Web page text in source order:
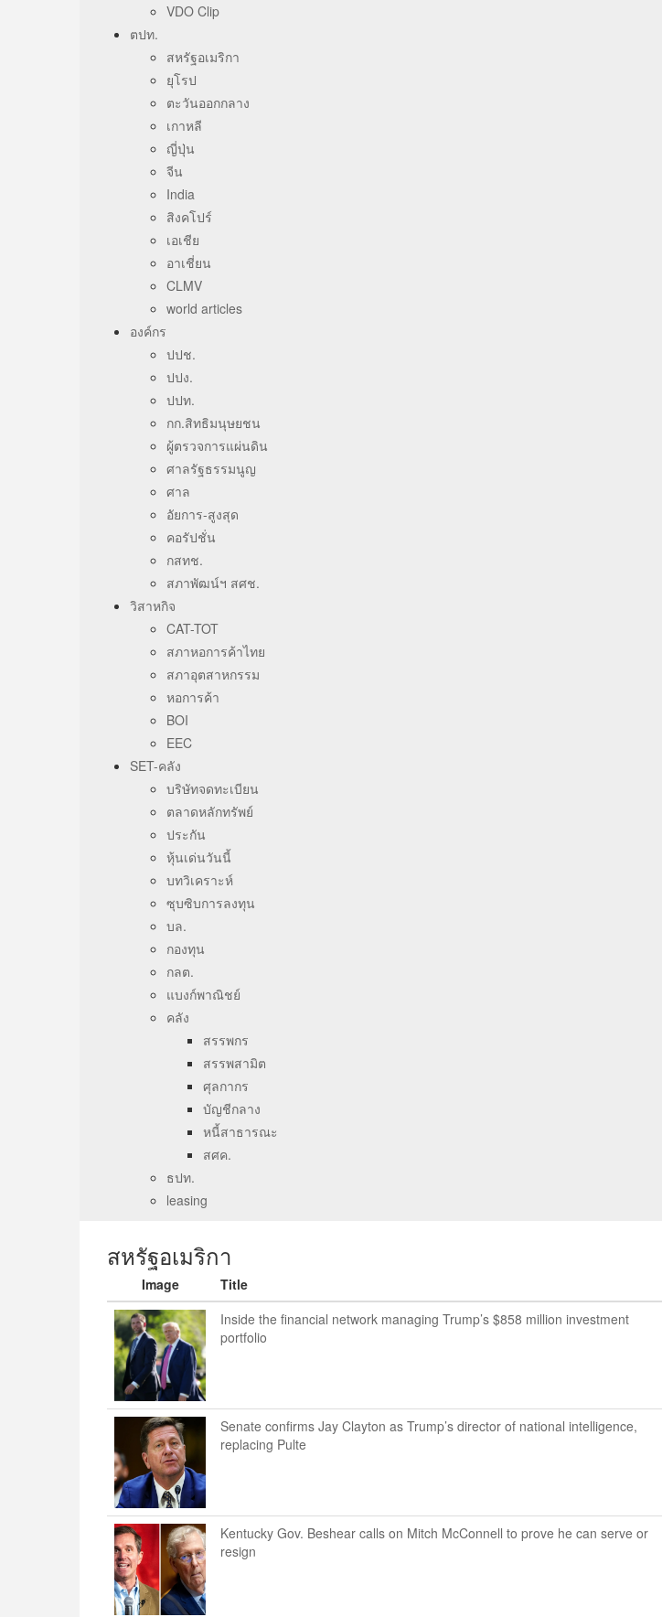
VDO Clip
ตปท.
สหรัฐอเมริกา
ยุโรป
ตะวันออกกลาง
เกาหลี
ญี่ปุ่น
จีน
India
สิงคโปร์
เอเชีย
อาเชี่ยน
CLMV
world articles
องค์กร
ปปช.
ปปง.
ปปท.
กก.สิทธิมนุษยชน
ผู้ตรวจการแผ่นดิน
ศาลรัฐธรรมนูญ
ศาล
อัยการ-สูงสุด
คอรัปชั่น
กสทช.
สภาพัฒน์ฯ สศช.
วิสาหกิจ
CAT-TOT
สภาหอการค้าไทย
สภาอุตสาหกรรม
หอการค้า
BOI
EEC
SET-คลัง
บริษัทจดทะเบียน
ตลาดหลักทรัพย์
ประกัน
หุ้นเด่นวันนี้
บทวิเคราะห์
ซุบซิบการลงทุน
บล.
กองทุน
กลต.
แบงก์พาณิชย์
คลัง
สรรพกร
สรรพสามิต
ศุลกากร
บัญชีกลาง
หนี้สาธารณะ
สศค.
ธปท.
leasing
สหรัฐอเมริกา
Image Title
Inside the financial network managing Trump’s $858 million investment
portfolio
Senate confirms Jay Clayton as Trump’s director of national intelligence,
replacing Pulte
Kentucky Gov. Beshear calls on Mitch McConnell to prove he can serve or
resign